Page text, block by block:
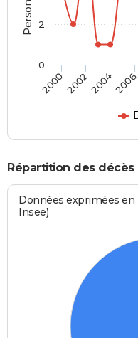
2000200220042006
0
2
Répartition des décès
Données exprimées en
Insee)